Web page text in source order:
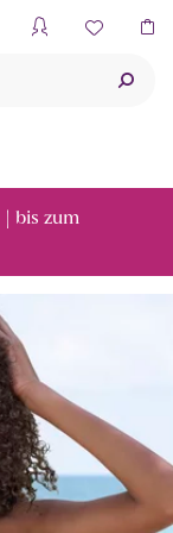
| bis zum